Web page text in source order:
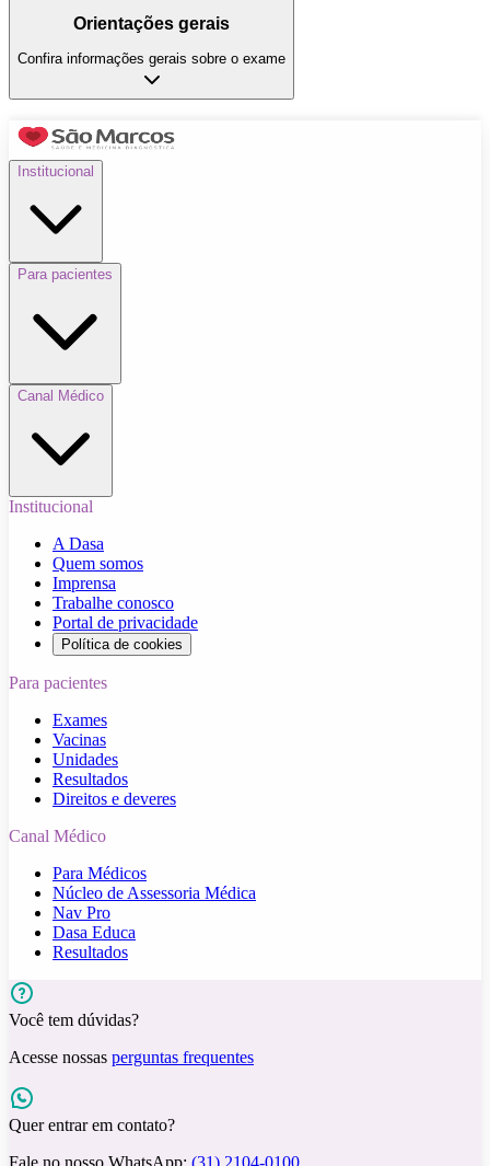
Orientações gerais
Confira informações gerais sobre o exame
Institucional
Para pacientes
Canal Médico
Institucional
A Dasa
Quem somos
Imprensa
Trabalhe conosco
Portal de privacidade
Política de cookies
Para pacientes
Exames
Vacinas
Unidades
Resultados
Direitos e deveres
Canal Médico
Para Médicos
Núcleo de Assessoria Médica
Nav Pro
Dasa Educa
Resultados
Você tem dúvidas?
Acesse nossas perguntas frequentes
Quer entrar em contato?
Fale no nosso WhatsApp: (31) 2104-0100